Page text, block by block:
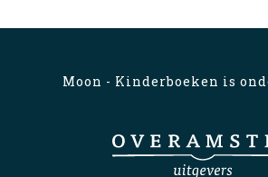
Moon - Kinderboeken is